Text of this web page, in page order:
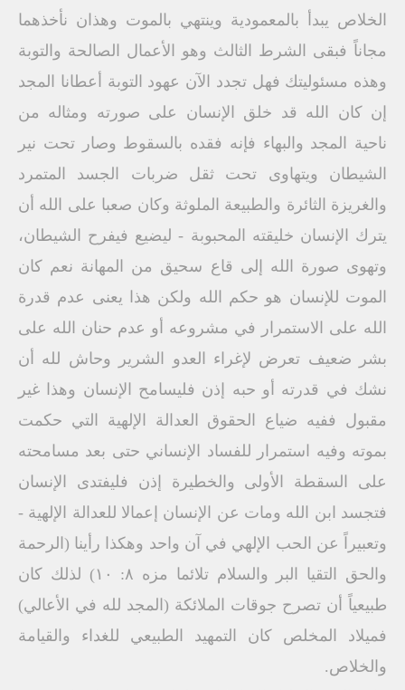
الخلاص يبدأ بالمعمودية وينتهي بالموت وهذان نأخذهما
مجاناً فبقى الشرط الثالث وهو الأعمال الصالحة والتوبة
وهذه مسئوليتك فهل تجدد الآن عهود التوبة أعطانا المجد
إن كان الله قد خلق الإنسان على صورته ومثاله من
ناحية المجد والبهاء فإنه فقده بالسقوط وصار تحت نير
الشيطان ويتهاوى تحت ثقل ضربات الجسد المتمرد
والغريزة الثائرة والطبيعة الملوثة وكان صعبا على الله أن
يترك الإنسان خليقته المحبوبة - ليضيع فيفرح الشيطان،
وتهوى صورة الله إلى قاع سحيق من المهانة نعم كان
الموت للإنسان هو حكم الله ولكن هذا يعنى عدم قدرة
الله على الاستمرار في مشروعه أو عدم حنان الله على
بشر ضعيف تعرض لإغراء العدو الشرير وحاش لله أن
نشك في قدرته أو حبه إذن فليسامح الإنسان وهذا غير
مقبول ففيه ضياع الحقوق العدالة الإلهية التي حكمت
بموته وفيه استمرار للفساد الإنساني حتى بعد مسامحته
على السقطة الأولى والخطيرة إذن فليفتدى الإنسان
فتجسد ابن الله ومات عن الإنسان إعمالا للعدالة الإلهية -
وتعبيراً عن الحب الإلهي في آن واحد وهكذا رأينا (الرحمة
والحق التقيا البر والسلام تلائما مزه ۸: ۱۰) لذلك كان
طبيعياً أن تصرح جوقات الملائكة (المجد لله في الأعالي)
فميلاد المخلص كان التمهيد الطبيعي للغداء والقيامة
والخلاص.